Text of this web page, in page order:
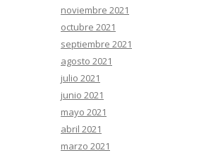
noviembre 2021
octubre 2021
septiembre 2021
agosto 2021
julio 2021
junio 2021
mayo 2021
abril 2021
marzo 2021